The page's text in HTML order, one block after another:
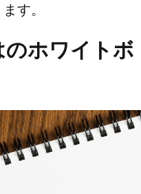
す。
ホワイトボ